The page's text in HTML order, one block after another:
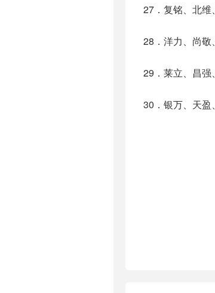
27．复铭、北维
28．洋力、尚敬
29．莱立、昌强
30．银万、天盈